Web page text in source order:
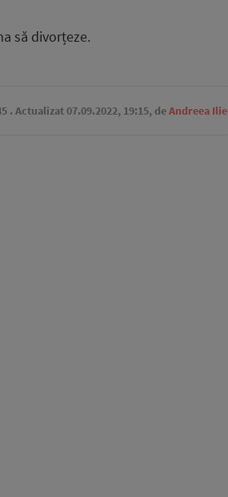
să divorțeze.
. Actualizat 07.09.2022, 19:15, deAndreea Ilie